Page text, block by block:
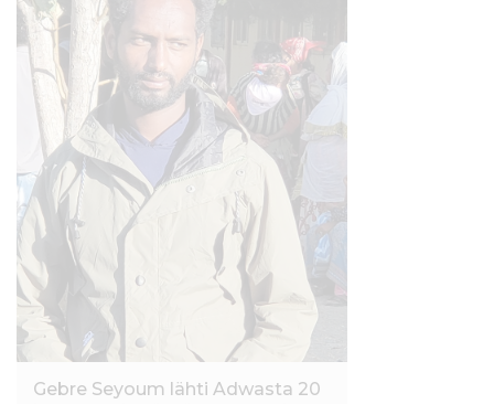
Gebre Seyoum lähti Adwasta 20